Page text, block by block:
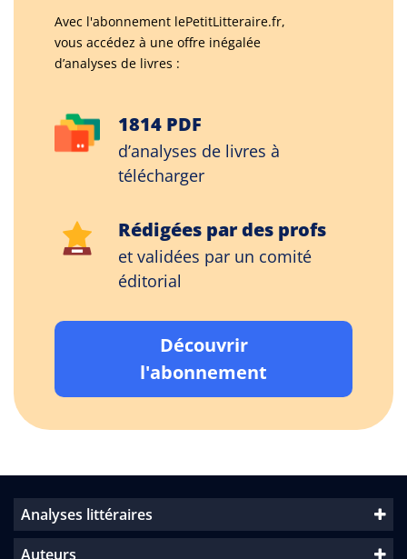
Avec l'abonnement lePetitLitteraire.fr,
vous accédez à une offre inégalée
d’analyses de livres :
1814 PDF
d’analyses de livres à
télécharger
Rédigées par des profs
et validées par un comité
éditorial
Découvrir
l'abonnement
Analyses littéraires
Auteurs